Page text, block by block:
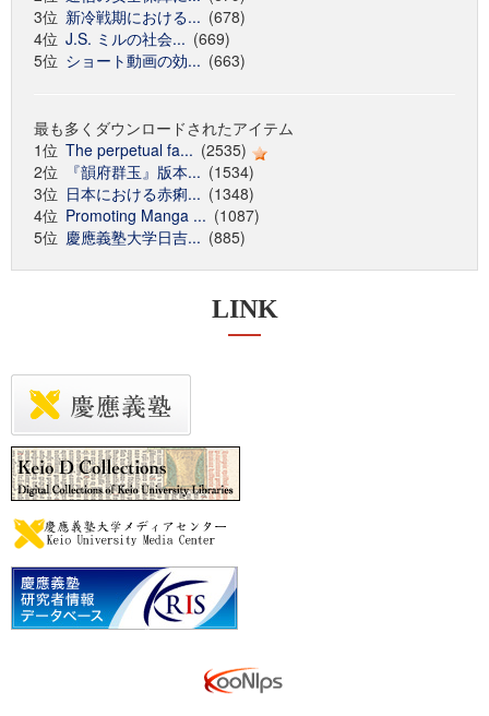
3位 新冷戦期における... (678)
4位 J.S. ミルの社会... (669)
5位 ショート動画の効... (663)
最も多くダウンロードされたアイテム
1位 The perpetual fa... (2535)
2位
『韻府群玉』版本... (1534)
3位 日本における赤痢... (1348)
4位 Promoting Manga ... (1087)
5位 慶應義塾大学日吉... (885)
LINK